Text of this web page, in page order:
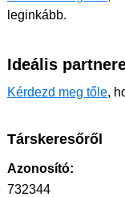
leginkább.
Ideális
Kérdezd meg tőle,
Társkeresőről
Azonosító:
732344